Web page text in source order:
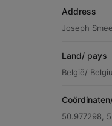
Address
Joseph
Land/ pays
België/
50.977298,